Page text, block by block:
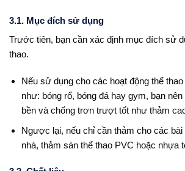
3.1. Mục đích sử dụng
Trước tiên, bạn cần xác định mục đích sử
thao.
Nếu sử dụng cho các hoạt động thể
như: bóng rổ, bóng đá hay gym, bạn
bền và chống trơn trượt tốt như thảm
Ngược lại, nếu chỉ cần thảm cho các bài
nhà, thảm sàn thể thao PVC hoặc nhựa